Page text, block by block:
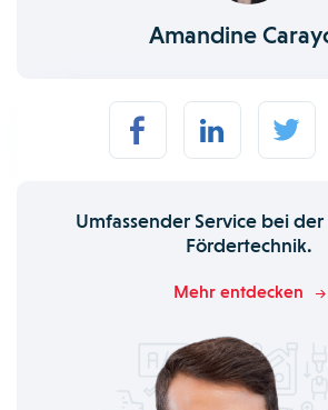
Amandine
Umfassender Service bei
Fördertechnik.
Mehr entdecken